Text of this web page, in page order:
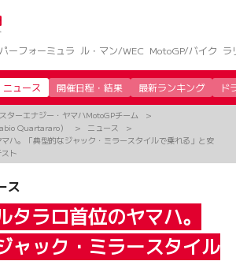
ーフォーミュラ ル・マン/WEC MotoGP/バイク ラ
ニュース 開催日程・結果 最新ランキング ド
ターエナジー・ヤマハMotoGPチーム
Quartararo）
ニュース
ハ。「典型的なジャック・ミラースタイルで乗れる」と安
ト
ス
タラロ首位のヤマハ。
ャック・ミラースタイル